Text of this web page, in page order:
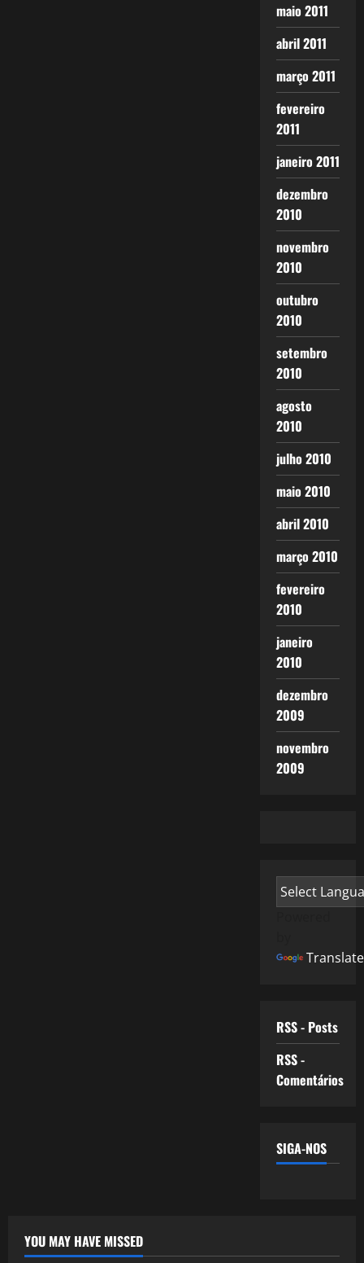
maio 2011
abril 2011
março 2011
fevereiro
2011
janeiro 2011
dezembro
2010
novembro
2010
outubro
2010
setembro
2010
agosto
2010
julho 2010
maio 2010
abril 2010
março 2010
fevereiro
2010
janeiro
2010
dezembro
2009
novembro
2009
Translate
RSS - Posts
RSS -
Comentários
SIGA-NOS
YOU MAY HAVE MISSED